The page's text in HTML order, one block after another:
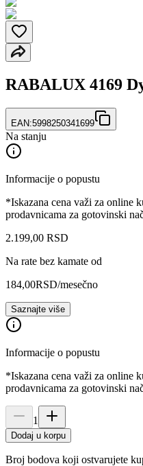
RABALUX 4169
EAN:5998250341699
Na stanju
Informacije o popustu
*Iskazana cena važi za online
prodavnicama za gotovinski
2.199,00 RSD
Na rate bez kamate od
184,00RSD/mesečno
Saznajte više
Informacije o popustu
*Iskazana cena važi za online
prodavnicama za gotovinski
1
Dodaj u korpu
Broj bodova koji ostvarujete